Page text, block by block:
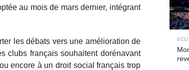
au mois de mars dernier, intégrant
les débats vers une amélioration de
clubs français souhaitent dorénavant
encore à un droit social français trop
ECO